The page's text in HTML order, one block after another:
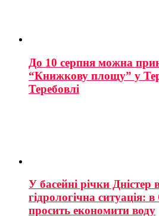
До 10 серпня можна
“Книжкову площу” у
Теребовлі
У басейні річки Дністер
гідрологічна ситуація:
просить економити воду